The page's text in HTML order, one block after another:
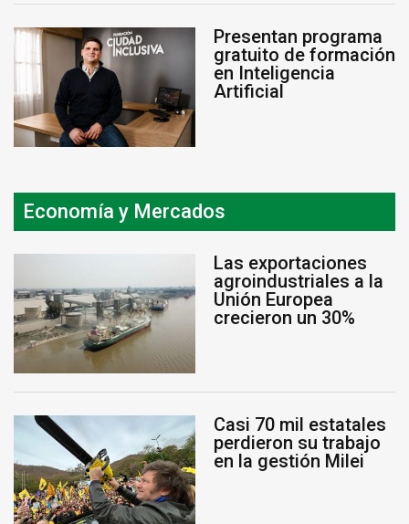
Presentan programa
gratuito de formación
en Inteligencia
Artificial
Economía y Mercados
Las exportaciones
agroindustriales a la
Unión Europea
crecieron un 30%
Casi 70 mil estatales
perdieron su trabajo
en la gestión Milei